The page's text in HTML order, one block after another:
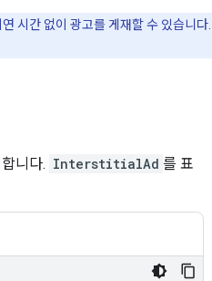
시간 없이 광고를 게재할 수 있습니다
니다. InterstitialAd 를 표